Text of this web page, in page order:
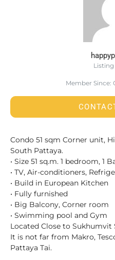
Member Since:
Condo 51 sqm Corner unit,
South Pattaya.
• Size 51 sq.m. 1 bedroom, 1
• TV, Air-conditioners,
• Build in European Kitchen
• Fully furnished
• Big Balcony, Corner room
• Swimming pool and Gym
Located Close to Sukhumvit
It is not far from Makro,
Pattaya Tai.